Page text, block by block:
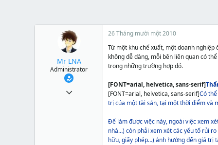
Mr LNA
Administrator
26 Tháng mười một 2010
Từ một khu chế xuất, một doanh
không dễ dàng, mỗi bên liên quan có
trong những trường hợp đó.
[FONT=arial, helvetica, sans-serif]
[FONT=arial, helvetica, sans-serif]Có
trị của một tài sản, tại một thời điểm và
Để làm được việc này, ngoài việc xem
nhà…) còn phải xem xét các yếu tố rủi
hữu, giấy phép…) ảnh hưởng đến giá trị